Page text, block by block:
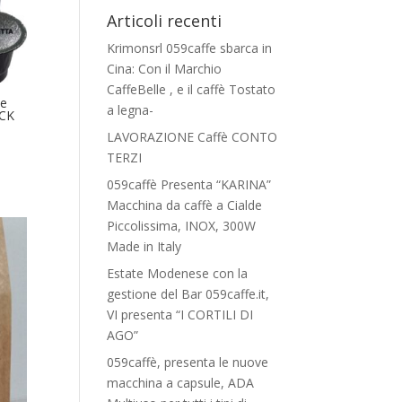
Articoli recenti
Krimonsrl 059caffe sbarca in
Cina: Con il Marchio
CaffeBelle , e il caffè Tostato
a legna-
LAVORAZIONE Caffè CONTO
TERZI
059caffè Presenta “KARINA”
Macchina da caffè a Cialde
Piccolissima, INOX, 300W
Made in Italy
Estate Modenese con la
gestione del Bar 059caffe.it,
VI presenta “I CORTILI DI
AGO”
059caffè, presenta le nuove
macchina a capsule, ADA